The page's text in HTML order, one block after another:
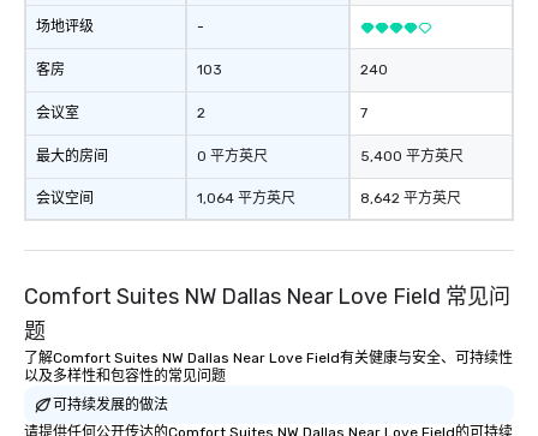
场地评级
客房
会议室
最大的房间
会议空间
-
103
2
0 平方英尺
1,064 平方英尺
240
7
5,400 平方英尺
8,642 平方英尺
Comfort Suites NW Dallas Near Love Field 常见问
题
了解Comfort Suites NW Dallas Near Love Field有关健康与安全、可持续性
以及多样性和包容性的常见问题
可持续发展的做法
请提供任何公开传达的Comfort Suites NW Dallas Near Love Field的可持续